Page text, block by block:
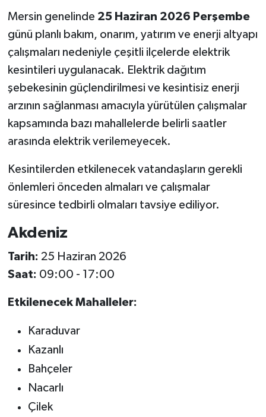
Mersin genelinde 25 Haziran 2026 Perşembe
günü planlı bakım, onarım, yatırım ve enerji altyapı
çalışmaları nedeniyle çeşitli ilçelerde elektrik
kesintileri uygulanacak. Elektrik dağıtım
şebekesinin güçlendirilmesi ve kesintisiz enerji
arzının sağlanması amacıyla yürütülen çalışmalar
kapsamında bazı mahallelerde belirli saatler
arasında elektrik verilemeyecek.
Kesintilerden etkilenecek vatandaşların gerekli
önlemleri önceden almaları ve çalışmalar
süresince tedbirli olmaları tavsiye ediliyor.
Akdeniz
Tarih: 25 Haziran 2026
Saat: 09:00 - 17:00
Etkilenecek Mahalleler:
Karaduvar
Kazanlı
Bahçeler
Nacarlı
Çilek